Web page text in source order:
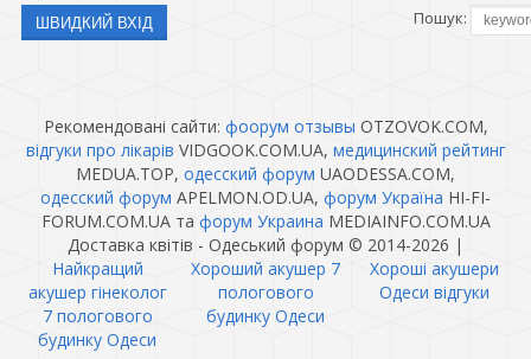
Пошук:
Рекомендовані сайти: фоорум отзывы OTZOVOK.COM,
відгуки про лікарів VIDGOOK.COM.UA, медицинский рейтинг
MEDUA.TOP, одесский форум UAODESSA.COM,
одесский форум APELMON.OD.UA, форум Україна HI-FI-
FORUM.COM.UA та форум Украина MEDIAINFO.COM.UA
Доставка квітів - Одеський форум © 2014-2026 |
Найкращий
акушер гінеколог
7 пологового
будинку Одеси
Хороший акушер 7
пологового
будинку Одеси
Хороші акушери
Одеси відгуки